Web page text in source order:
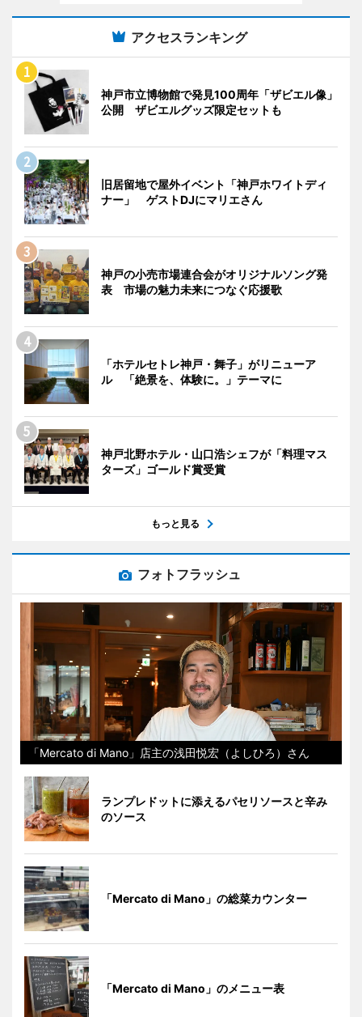
アクセスランキング
神戸市立博物館で発見100周年「ザビエル像」
公開 ザビエルグッズ限定セットも
旧居留地で屋外イベント「神戸ホワイトディ
ナー」 ゲストDJにマリエさん
神戸の小売市場連合会がオリジナルソング発
表 市場の魅力未来につなぐ応援歌
「ホテルセトレ神戸・舞子」がリニューア
ル 「絶景を、体験に。」テーマに
神戸北野ホテル・山口浩シェフが「料理マス
ターズ」ゴールド賞受賞
もっと見る
フォトフラッシュ
「Mercato di Mano」店主の浅田悦宏（よしひろ）さん
ランプレドットに添えるパセリソースと辛み
のソース
「Mercato di Mano」の総菜カウンター
「Mercato di Mano」のメニュー表